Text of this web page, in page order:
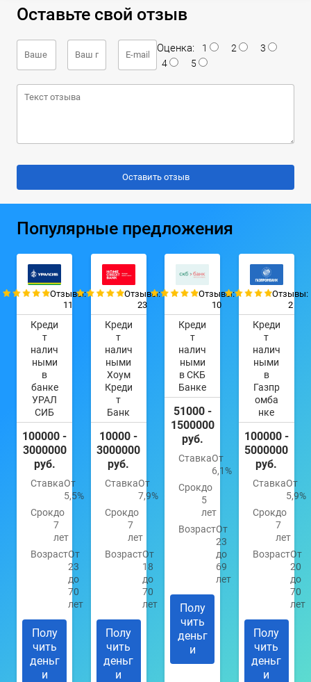
Оставьте свой отзыв
Оценка: 1 2
3
4
5
Популярные предложения
Отзывы:
11
Креди
т
налич
ными
в
банке
УРАЛ
СИБ
100000 -
3000000
руб.
СтавкаОт
5,5%
Срокдо
7
лет
ВозрастОт
23
до
70
лет
Полу
чить
деньг
и
Отзывы:
23
Креди
т
налич
ными
Хоум
Креди
т
Банк
10000 -
3000000
руб.
СтавкаОт
7,9%
Срокдо
7
лет
ВозрастОт
18
до
70
лет
Полу
чить
деньг
и
Отзывы:
10
Креди
т
налич
ными
в СКБ
Банке
51000 -
1500000
руб.
СтавкаОт
6,1%
Срокдо
5
лет
ВозрастОт
23
до
69
лет
Полу
чить
деньг
и
Отзывы:
2
Креди
т
налич
ными
в
Газпр
омба
нке
100000 -
5000000
руб.
СтавкаОт
5,9%
Срокдо
7
лет
ВозрастОт
20
до
70
лет
Полу
чить
деньг
и